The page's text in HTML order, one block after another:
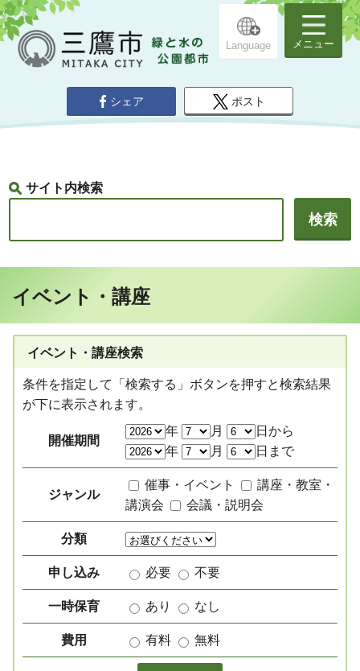
Language メニュー
シェア ポスト
サイト内検索
イベント・講座
イベント・講座検索
条件を指定して「検索する」ボタンを押すと検索結果
が下に表示されます。
開催期間
年 月
日から
年
月 日まで
ジャンル
催事・イベント
講座・教室・
講演会
会議・説明会
分類
申し込み 必要 不要
一時保育 あり なし
費用 有料 無料